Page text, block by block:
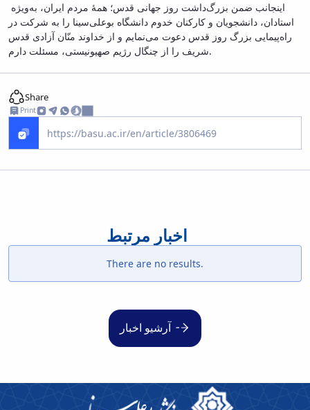
استادان، دانشجویان و کارکنان خدوم دانشگاه بوعلی‌سینا را به شرکت در
راه‌پیمایی بزرگ روز قدس دعوت می‌نمایم و از خداوند منّان آزادی قدس
شریف را از چنگال رژیم صهیونیستی، مسئلت دارم.
Share
Print
اخبار مرتبط
There are no results.
آرشیو اخبار